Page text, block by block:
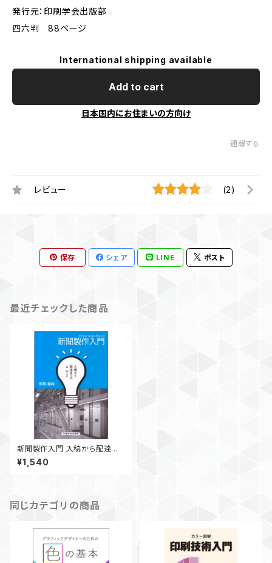
発行元：印刷学会出版部
四六判 88ページ
International shipping available
Add to cart
日本国内にお住まいの方向け
通報する
レビュー (2)
保存 シェア LINE ポスト
最近チェックした商品
新聞製作入門 入稿から配達ま
でのAtoZ
¥1,540
同じカテゴリの商品